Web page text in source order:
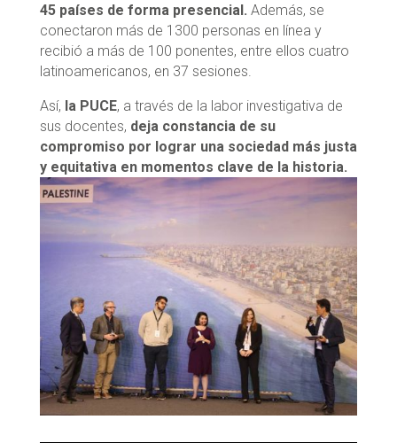
45 países de forma presencial. Además, se
conectaron más de 1300 personas en línea y
recibió a más de 100 ponentes, entre ellos cuatro
latinoamericanos, en 37 sesiones.
Así, la PUCE, a través de la labor investigativa de
sus docentes, deja constancia de su
compromiso por lograr una sociedad más justa
y equitativa en momentos clave de la historia.